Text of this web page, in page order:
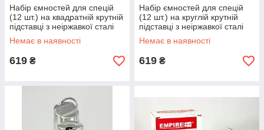
Набір ємностей для спецій
(12 шт.) на квадратній крутній
підставці з неіржавкої сталі
Empire EM-3163
Немає в наявності
619 ₴
Набір ємностей для спецій
(12 шт.) на круглій крутній
підставці з неіржавкої сталі
Empire EM-3164
Немає в наявності
619 ₴